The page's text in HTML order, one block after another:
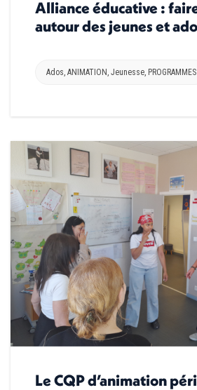
Alliance éducative :
autour des jeunes et
Ados, ANIMATION , Jeunesse, PROGRAMMES
Le CQP d’animation